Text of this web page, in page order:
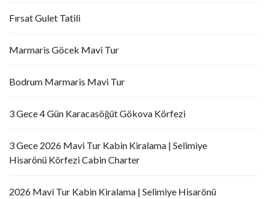
Fırsat Gulet Tatili
Marmaris Göcek Mavi Tur
Bodrum Marmaris Mavi Tur
3 Gece 4 Gün Karacasöğüt Gökova Körfezi
3 Gece 2026 Mavi Tur Kabin Kiralama | Selimiye
Hisarönü Körfezi Cabin Charter
2026 Mavi Tur Kabin Kiralama | Selimiye Hisarönü